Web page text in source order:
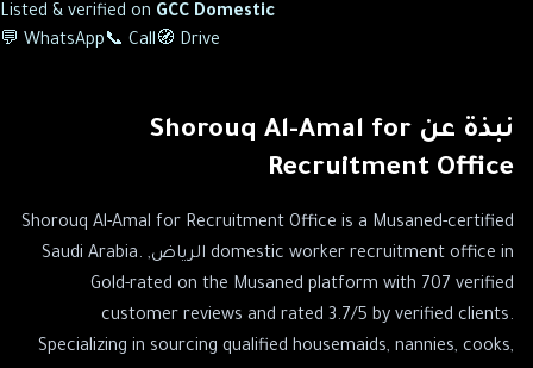
Listed & verified on GCC Domestic
💬 WhatsApp📞 Call🧭 Drive
نبذة عن Shorouq Al-Amal for
Recruitment Office
Shorouq Al-Amal for Recruitment Office is a Musaned-certified
domestic worker recruitment office in الرياض, Saudi Arabia.
Gold-rated on the Musaned platform with 707 verified
customer reviews and rated 3.7/5 by verified clients.
Specializing in sourcing qualified housemaids, nannies, cooks,